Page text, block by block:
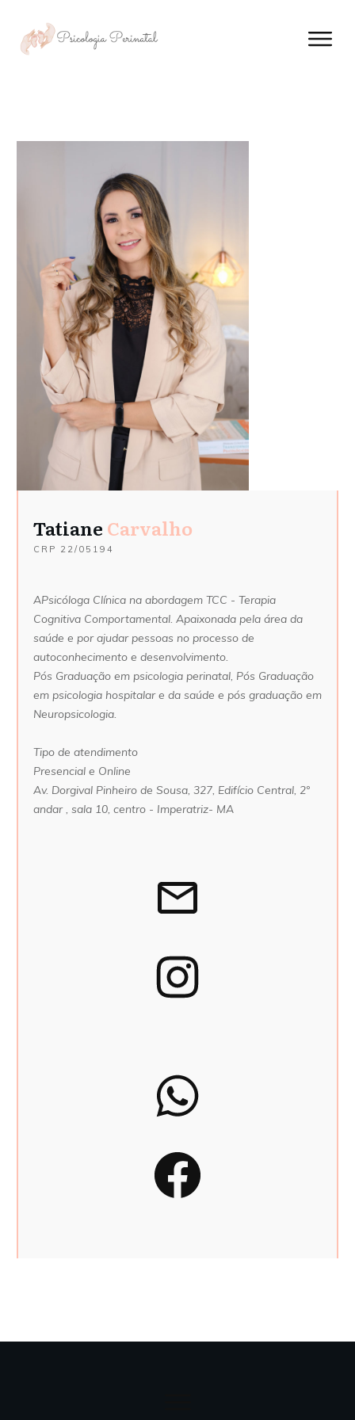
Tatiane Carvalho
CRP 22/05194
APsicóloga Clínica na abordagem TCC - Terapia
Cognitiva Comportamental. Apaixonada pela área da
saúde e por ajudar pessoas no processo de
autoconhecimento e desenvolvimento.
Pós Graduação em psicologia perinatal, Pós Graduação
em psicologia hospitalar e da saúde e pós graduação em
Neuropsicologia.
Tipo de atendimento
Presencial e Online
Av. Dorgival Pinheiro de Sousa, 327, Edifício Central, 2°
andar , sala 10, centro - Imperatriz- MA